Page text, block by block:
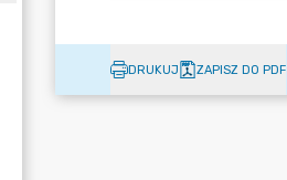
DRUKUJ ZAPISZ DO PDF